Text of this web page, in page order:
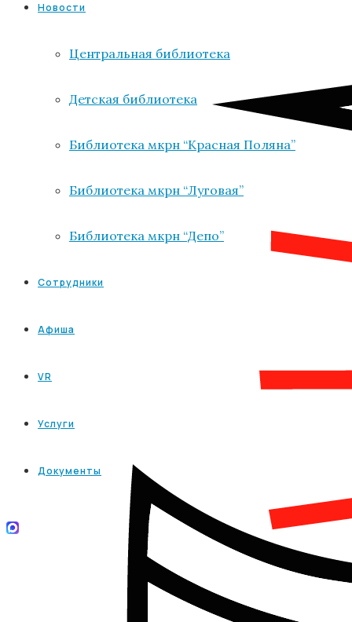
Новости
Центральная библиотека
Детская библиотека
Библиотека мкрн “Красная Поляна”
Библиотека мкрн “Луговая”
Библиотека мкрн “Депо”
Сотрудники
Афиша
VR
Услуги
Документы